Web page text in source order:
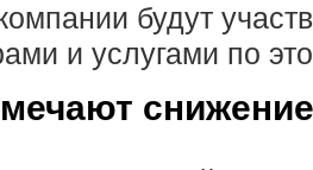
будут
и услугами по